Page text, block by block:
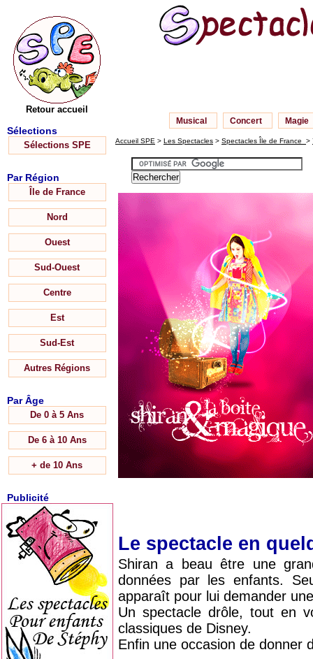
Retour accueil
Sélections
Sélections SPE
Par Région
Île de France
Nord
Ouest
Sud-Ouest
Centre
Est
Sud-Est
Autres Régions
Par Âge
De 0 à 5 Ans
De 6 à 10 Ans
+ de 10 Ans
Publicité
Musical Concert Magie
Accueil SPE > Les Spectacles > Spectacles Île de France >
Le spectacle en
Shiran a beau être une
données par les enfants.
apparaît pour lui demander
Un spectacle drôle, tout en
classiques de Disney.
Enfin une occasion de donner